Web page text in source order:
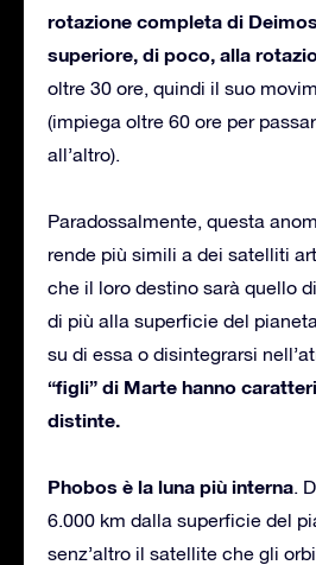
rotazione completa di
superiore, di poco, alla
oltre 30 ore, quindi il suo
(impiega oltre 60 ore per
all’altro).
Paradossalmente, questa
rende più simili a dei satelliti
che il loro destino sarà quello
di più alla superficie del
su di essa o disintegrarsi
“figli” di Marte hanno
distinte.
Phobos è la luna più interna.
6.000 km dalla superficie del
senz’altro il satellite che gli